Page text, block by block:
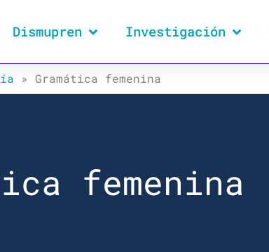
Dismupren Investigación
» Gramática femenina
femenina